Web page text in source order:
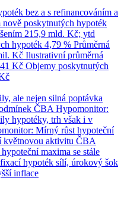
bez a s refinancováním a
nově poskytnutých hypoték
215,9 mld. Kč; ytd
hypoték 4,79 % Průměrná
Kč Ilustrativní průměrná
Kč Objemy poskytnutých
ale nejen silná poptávka
ČBA Hypomonitor:
hypotéky, trh však i v
Mírný růst hypoteční
květnovou aktivitu ČBA
maxima se stále
hypoték sílí, úrokový šok
inflace